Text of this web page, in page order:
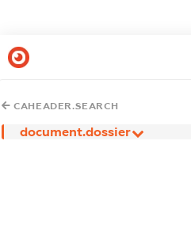
CAHEADER.SEARCH
document.dossier